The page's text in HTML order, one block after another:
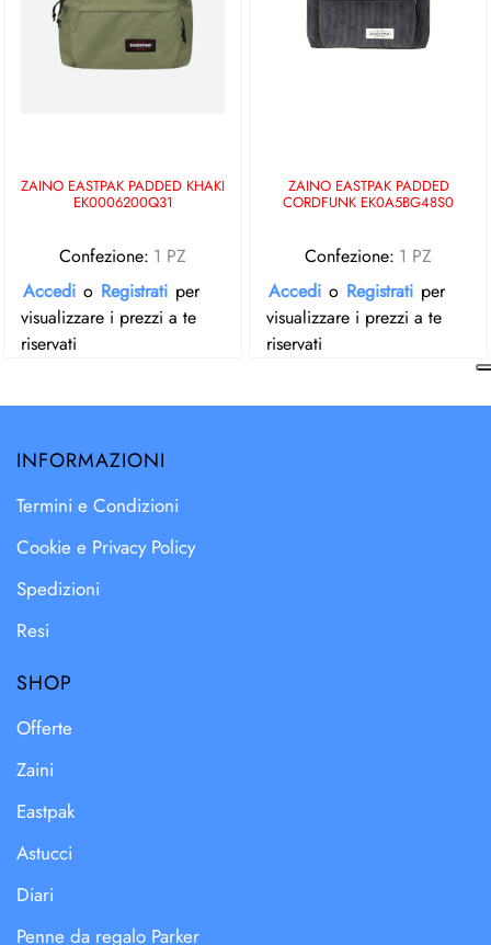
ZAINO EASTPAK PADDED KHAKI
EK0006200Q31
Confezione: 1 PZ
Accedi o Registrati per
visualizzare i prezzi a te
riservati
ZAINO EASTPAK PADDED
CORDFUNK EK0A5BG48S0
Confezione: 1 PZ
Accedi o Registrati per
visualizzare i prezzi a te
riservati
INFORMAZIONI
Termini e Condizioni
Cookie e Privacy Policy
Spedizioni
Resi
SHOP
Offerte
Zaini
Eastpak
Astucci
Diari
Penne da regalo Parker